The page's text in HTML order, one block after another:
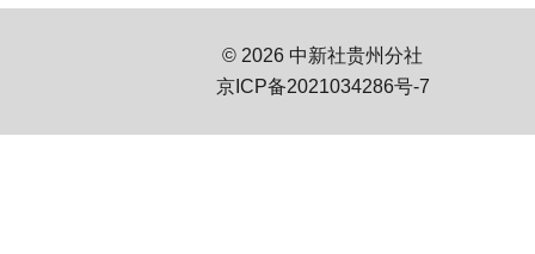
© 2026 中新社贵州分社
京ICP备2021034286号-7